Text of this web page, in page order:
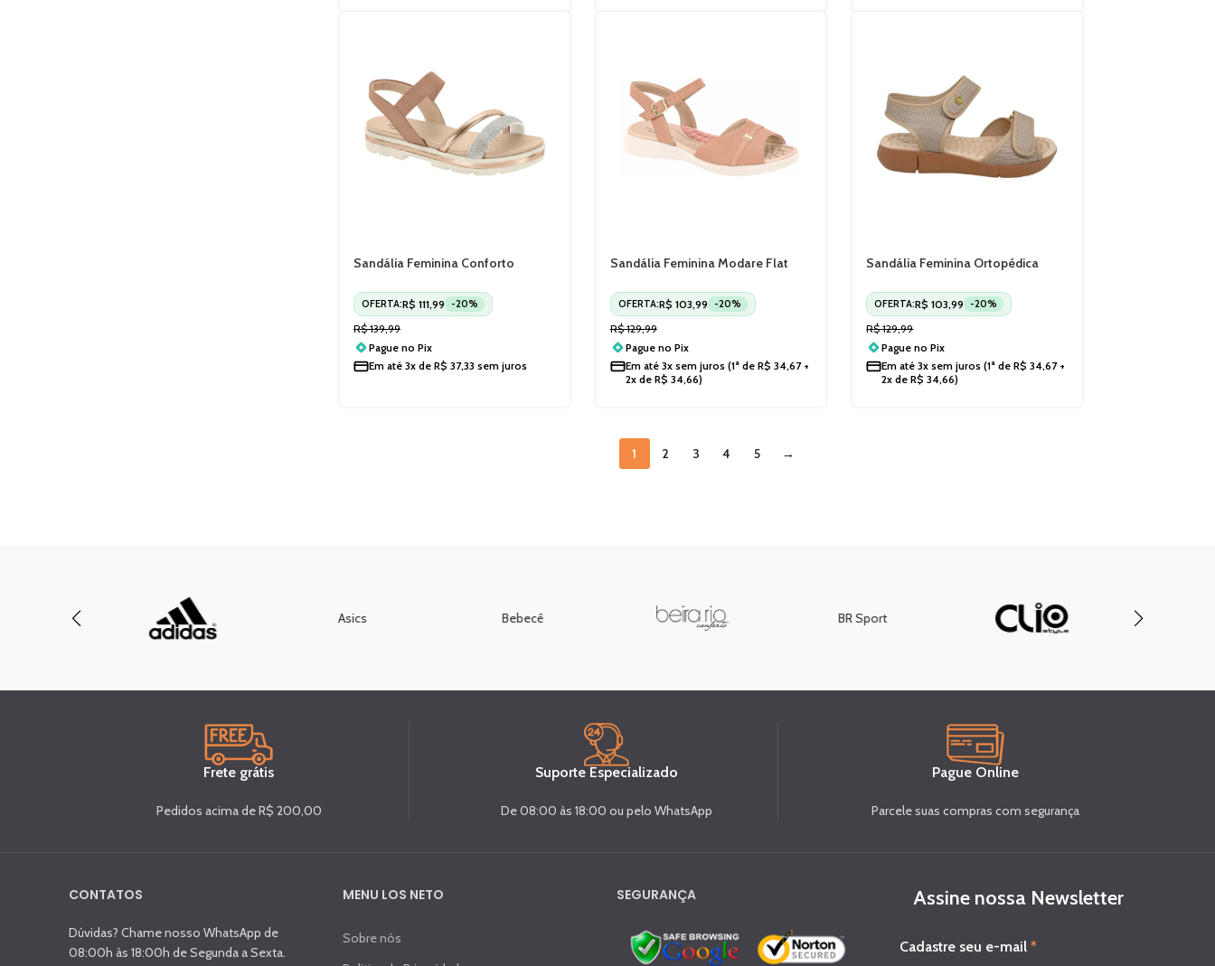
Sandália Feminina Conforto
OFERTA:R$ 111,99 -20%
R$139,99
Pague no Pix
Em até 3x de R$ 37,33 sem juros
Sandália Feminina Modare Flat
OFERTA:R$ 103,99 -20%
R$129,99
Pague no Pix
Em até 3x sem juros(1ª de R$ 34,67+
2x de R$ 34,66)
Sandália Feminina Ortopédica
OFERTA:R$ 103,99 -20%
R$129,99
Pague noPix
Em até3x sem juros (1ª deR$ 34,67+
2x deR$ 34,66)
1 2 3 4 5 →
Asics Bebecê BR Sport
Frete grátis
Pedidos acima de R$ 200,00
Suporte Especializado
De 08:00 às 18:00 ou pelo WhatsApp
Pague Online
Parcele suas compras com segurança
CONTATOS
Dúvidas? Chame nosso WhatsApp de
08:00h às 18:00h de Segunda a Sexta.
MENU LOS NETO
Sobre nós
SEGURANÇA Assine nossa Newsletter
-
Cadastre seu e-mail *